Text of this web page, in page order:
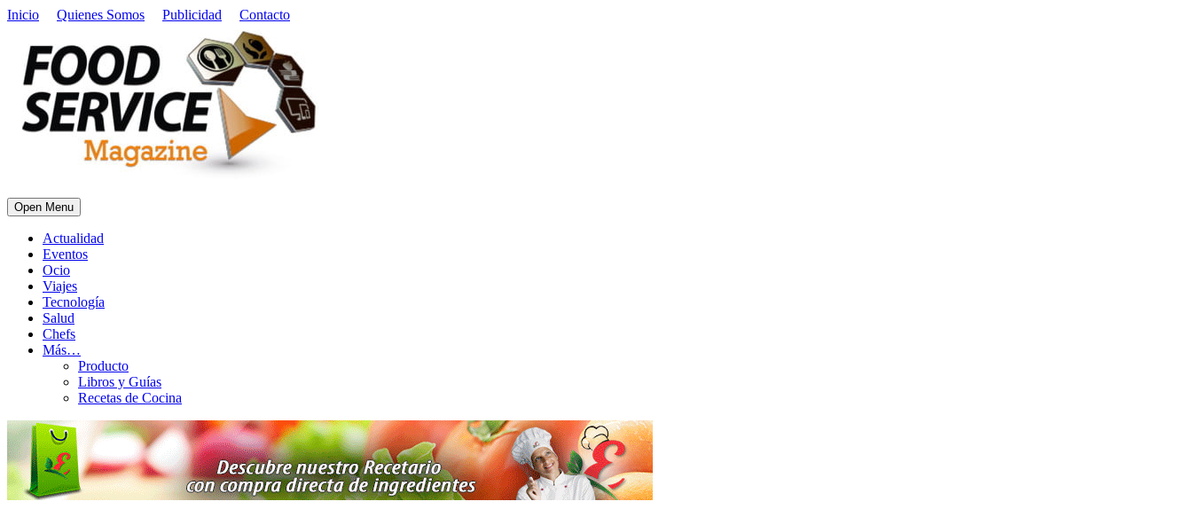
Inicio Quienes Somos Publicidad Contacto
Open Menu
Actualidad
Eventos
Ocio
Viajes
Tecnología
Salud
Chefs
Más…
Producto
Libros y Guías
Recetas de Cocina